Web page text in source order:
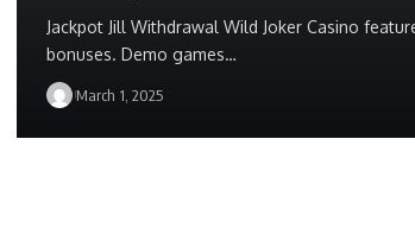
Jackpot Jill Withdrawal Wild Joker Casino
bonuses. Demo games…
March 1, 2025